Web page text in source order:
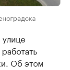
Об этом